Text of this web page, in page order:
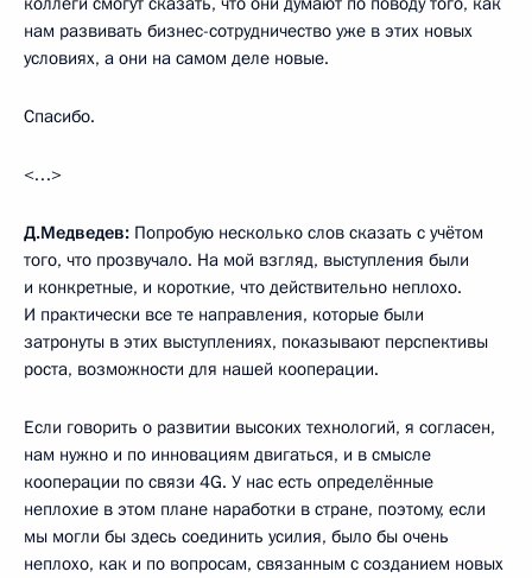
нам развивать бизнес-сотрудничество уже в этих новых
условиях, а они на самом деле новые.
Спасибо.
<…>
Д.Медведев: Попробую несколько слов сказать с учётом
того, что прозвучало. На мой взгляд, выступления были
и конкретные, и короткие, что действительно неплохо.
И практически все те направления, которые были
затронуты в этих выступлениях, показывают перспективы
роста, возможности для нашей кооперации.
Если говорить о развитии высоких технологий, я согласен,
нам нужно и по инновациям двигаться, и в смысле
кооперации по связи 4G. У нас есть определённые
неплохие в этом плане наработки в стране, поэтому, если
мы могли бы здесь соединить усилия, было бы очень
неплохо, как и по вопросам, связанным с созданием новых